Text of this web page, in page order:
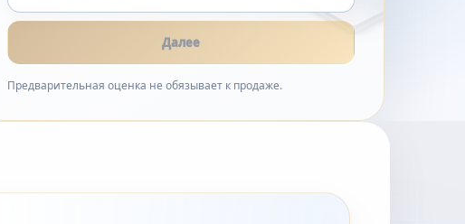
Далее
Предварительная оценка не обязывает к продаже.